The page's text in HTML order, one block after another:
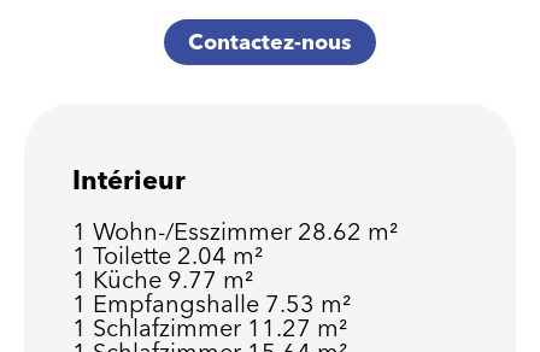
Contactez-nous
Intérieur
1 Wohn-/Esszimmer 28.62 m²
1 Toilette 2.04 m²
1 Küche 9.77 m²
1 Empfangshalle 7.53 m²
1 Schlafzimmer 11.27 m²